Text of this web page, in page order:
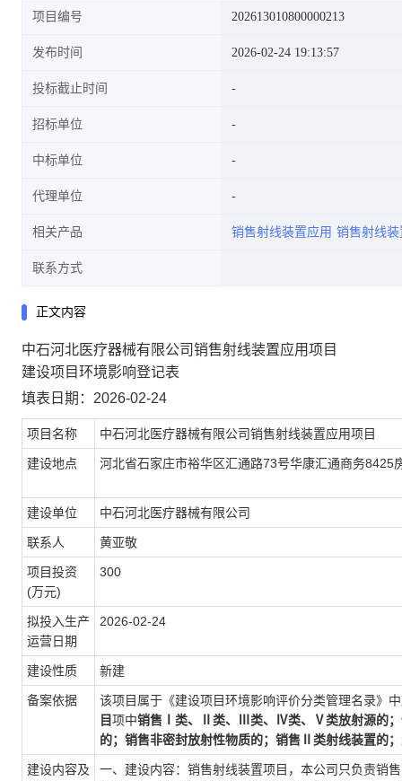
项目编号 202613010800000213
发布时间 2026-02-24 19:13:57
投标截止时间
招标单位
中标单位
代理单位
相关产品 销售射线装置应用 销售射线装
联系方式
正文内容
中石河北医疗器械有限公司销售射线装置应用项目
建设项目环境影响登记表
填表日期：2026-02-24
项目名称 中石河北医疗器械有限公司销售射线装置应用项目
建设地点 河北省石家庄市裕华区汇通路73号华康汇通商务8425
建设单位 中石河北医疗器械有限公司
联系人 黄亚敬
项目投资
(万元)
300
拟投入生产
运营日期
2026-02-24
建设性质 新建
备案依据
该项目属于《建设项目环境影响评价分类管理名录》
目项中销售Ⅰ类、Ⅱ类、Ⅲ类、Ⅳ类、Ⅴ类放射源的；
的；销售非密封放射性物质的；销售Ⅱ类射线装置的
建设内容及
一、建设内容：销售射线装置项目，本公司只负责销